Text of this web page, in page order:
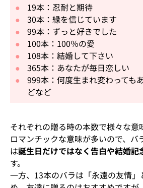
19本：忍耐と期待
30本：縁を信じています
99本：ずっと好きでした
100本：100％の愛
108本：結婚して下さい
365本：あなたが毎日恋しい
999本：何度生まれ変わって
どなど
それぞれの贈る時の本数で様々な意
ロマンチックな意味が多いので、バ
は誕生日だけではなく告白や結婚記
す。
一方、13本のバラは「永遠の友情